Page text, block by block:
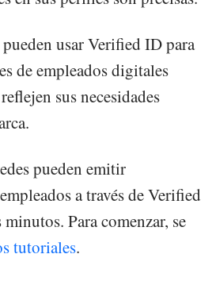
usar Verified ID para
de empleados digitales
sus necesidades
pueden emitir
a través de Verified
Para comenzar, se
tutoriales.